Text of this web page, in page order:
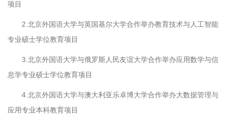
项目
2.北京外国语大学与英国基尔大学合作举办教育技术与人工智能
专业硕士学位教育项目
3.北京外国语大学与俄罗斯人民友谊大学合作举办应用数学与信
息学专业硕士学位教育项目
4.北京外国语大学与澳大利亚乐卓博大学合作举办大数据管理与
应用专业本科教育项目